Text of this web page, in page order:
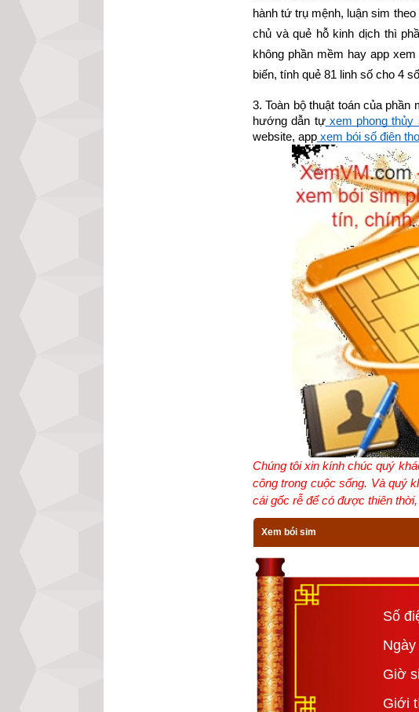
hành tứ trụ mệnh, luận sim
chủ và quẻ hỗ kinh dịch thì
không phần mềm hay app
biến, tính quẻ 81 linh số cho 4
3. Toàn bộ thuật toán của phần
hướng dẫn tự xem phong thủy
website, app xem bói số điện
Chúng tôi xin kính chúc quý
công trong cuộc sống. Và quý
cái gốc rễ để có được thiên
Xem bói sim
Số
Giờ
Giới